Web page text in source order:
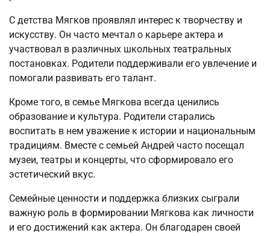
С детства Мягков проявлял интерес к творчеству и
искусству. Он часто мечтал о карьере актера и
участвовал в различных школьных театральных
постановках. Родители поддерживали его увлечение и
помогали развивать его талант.
Кроме того, в семье Мягкова всегда ценились
образование и культура. Родители старались
воспитать в нем уважение к истории и национальным
традициям. Вместе с семьей Андрей часто посещал
музеи, театры и концерты, что сформировало его
эстетический вкус.
Семейные ценности и поддержка близких сыграли
важную роль в формировании Мягкова как личности
и его достижений как актера. Он благодарен своей